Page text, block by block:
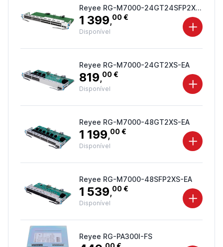
Reyee RG-M7000-24GT24SFP2XS-EA
1 399,00 €
Disponível
Reyee RG-M7000-24GT2XS-EA
819,00 €
Disponível
Reyee RG-M7000-48GT2XS-EA
1 199,00 €
Disponível
Reyee RG-M7000-48SFP2XS-EA
1 539,00 €
Disponível
Reyee RG-PA300I-FS